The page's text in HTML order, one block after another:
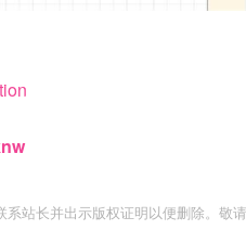
站长并出示版权证明以便删除。敬请